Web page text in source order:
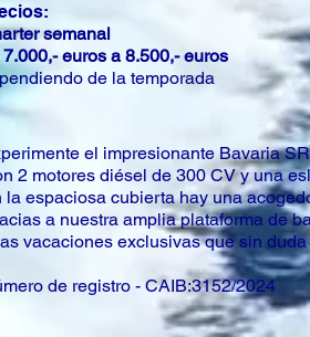
semanal
euros a 8.500,- euros
de la temporada
el impresionante Bavaria
2 motores diésel de 300 CV y una
la espaciosa cubierta hay una
a nuestra amplia plataforma de
vacaciones exclusivas que sin
de registro - CAIB:3152/2024